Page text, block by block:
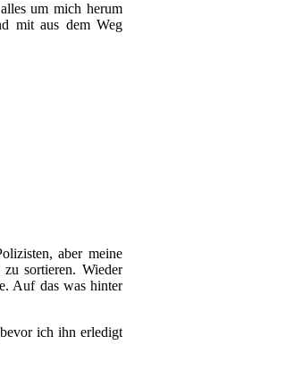
um mich herum
mit aus dem Weg
aber meine
sortieren. Wieder
Auf das was hinter
ich ihn erledigt